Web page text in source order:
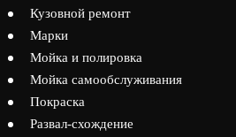
Кузовной ремонт
Марки
Мойка и полировка
Мойка самообслуживания
Покраска
Развал-схождение